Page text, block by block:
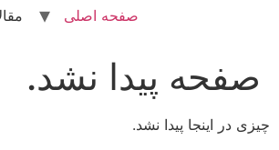
صفحه اصلی
صفحه پیدا نشد.
چیزی در اینجا پیدا نشد.